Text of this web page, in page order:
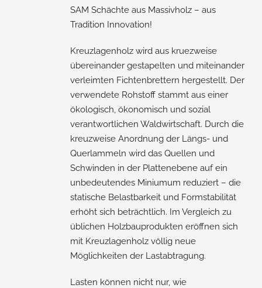
SAM Schächte aus Massivholz – aus
Tradition Innovation!
Kreuzlagenholz wird aus kruezweise
übereinander gestapelten und miteinander
verleimten Fichtenbrettern hergestellt. Der
verwendete Rohstoff stammt aus einer
ökologisch, ökonomisch und sozial
verantwortlichen Waldwirtschaft. Durch die
kreuzweise Anordnung der Längs- und
Querlammeln wird das Quellen und
Schwinden in der Plattenebene auf ein
unbedeutendes Miniumum reduziert – die
statische Belastbarkeit und Formstabilität
erhöht sich beträchtlich. Im Vergleich zu
üblichen Holzbauprodukten eröffnen sich
mit Kreuzlagenholz völlig neue
Möglichkeiten der Lastabtragung.
Lasten können nicht nur, wie